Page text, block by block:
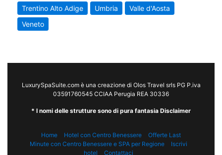
Trentino Alto Adige
Umbria
Valle d'Aosta
Veneto
LuxurySpaSuite.com è una creazione di Olos Travel srls PG P.iva
03591760545 CCIAA Perugia REA 30336
* I nomi delle strutture sono di pura fantasia Disclaimer
Home Hotel con Centro Benessere
Offerte Last
Minute con Centro Benessere e SPA per Regione
Iscrivi
hotel
Contattaci